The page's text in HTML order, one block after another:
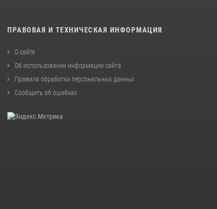
ПРАВОВАЯ И ТЕХНИЧЕСКАЯ ИНФОРМАЦИЯ
О сайте
Об использовании информации сайта
Правила обработки персональных данных
Сообщить об ошибках